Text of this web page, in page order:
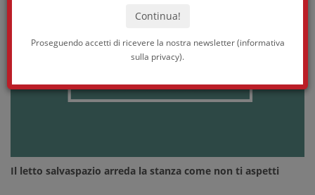
Proseguendo accetti di ricevere la nostra newsletter (informativa
sulla privacy).
Il letto salvaspazio arreda la stanza come non ti aspetti